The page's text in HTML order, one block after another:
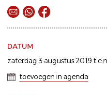
DATUM
zaterdag 3 augustus 2019
toevoegen in agenda